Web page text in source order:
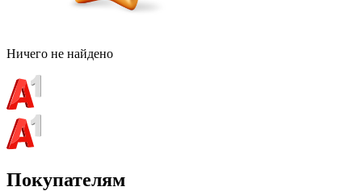
Ничего не найдено
Покупателям